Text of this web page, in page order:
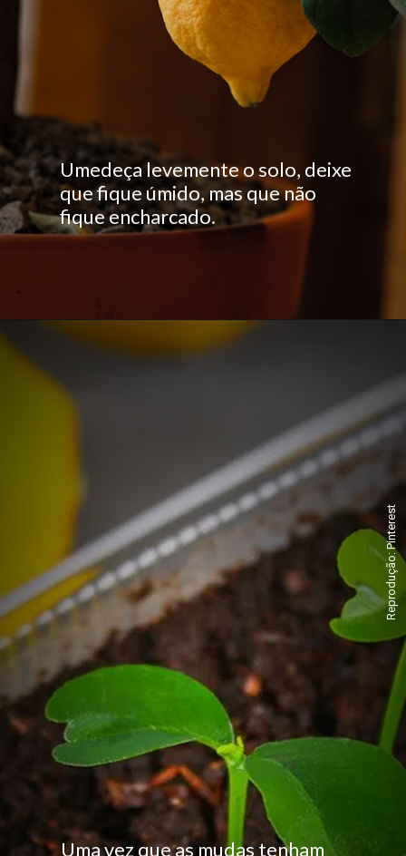
Umedeça levemente o solo, deixe
que fique úmido, mas que não
fique encharcado.
Reprodução: Pinterest
Uma vez que as mudas tenham